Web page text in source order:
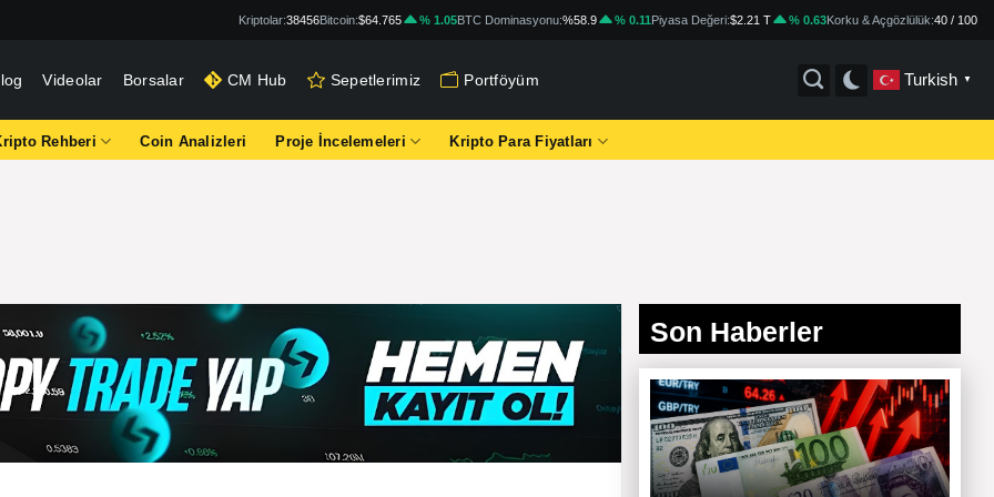
Kriptolar:38456Bitcoin:$64.765 % 1.05BTC Dominasyonu:%58.9 % 0.11Piyasa Değeri:$2.21 T % 0.63Korku & Açgözlülük:40 / 100
Videolar Borsalar CM Hub Sepetlerimiz Portföyüm Turkish ▼
Rehberi Coin Analizleri Proje İncelemeleri Kripto Para Fiyatları
Son Haberler